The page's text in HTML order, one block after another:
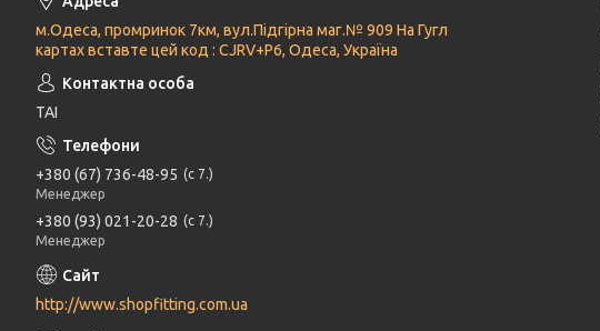
м.Одеса, промринок 7км, вул.Підгірна маг.№ 909 На Гугл
картах вставте цей код : CJRV+P6, Одеса, Україна
ТАІ
+380 (67) 736-48-95
с 7.
Менеджер
+380 (93) 021-20-28
с 7.
Менеджер
http://www.shopfitting.com.ua